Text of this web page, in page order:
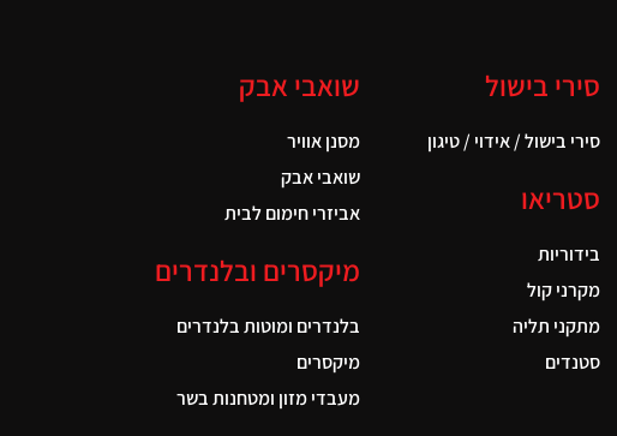
סירי בישול
סירי בישול / אידוי / טיגון
סטריאו
בידוריות
מקרני קול
מתקני תליה
סטנדים
שואבי אבק
מסנן אוויר
שואבי אבק
אביזרי חימום לבית
מיקסרים ובלנדרים
בלנדרים ומוטות בלנדרים
מיקסרים
מעבדי מזון ומטחנות בשר